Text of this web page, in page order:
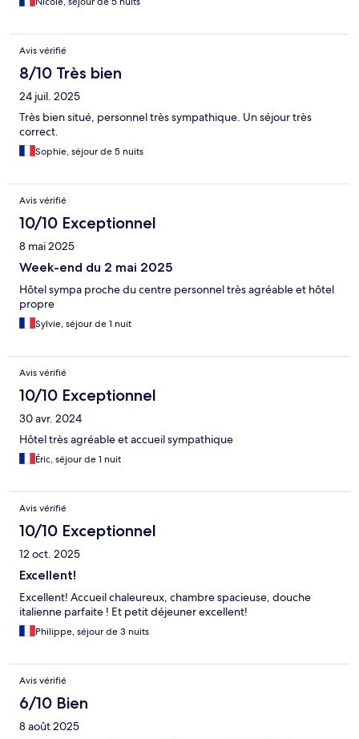
Avis vérifié
8/10 Très bien
24 juil. 2025
Très bien situé, personnel très sympathique. Un séjour très
correct.
Sophie, séjour de 5 nuits
Avis vérifié
10/10 Exceptionnel
8 mai 2025
Week-end du 2 mai 2025
Hôtel sympa proche du centre personnel très agréable et hôtel
propre
Sylvie, séjour de 1 nuit
Avis vérifié
10/10 Exceptionnel
30 avr. 2024
Hôtel très agréable et accueil sympathique
Éric, séjour de 1 nuit
Avis vérifié
10/10 Exceptionnel
12 oct. 2025
Excellent!
Excellent! Accueil chaleureux, chambre spacieuse, douche
italienne parfaite ! Et petit déjeuner excellent!
Philippe, séjour de 3 nuits
Avis vérifié
6/10 Bien
8 août 2025